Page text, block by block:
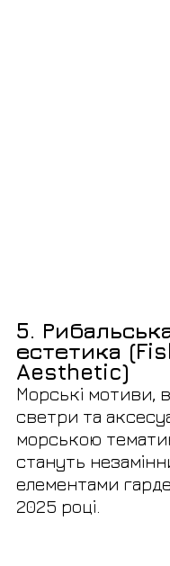
5.
естетика
Aesthetic)
Морські мотиви,
светри та
морською
стануть
елементами
2025 році.